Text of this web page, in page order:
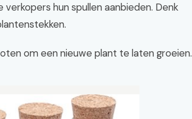
hun spullen aanbieden. Denk
om een nieuwe plant te laten groeien.